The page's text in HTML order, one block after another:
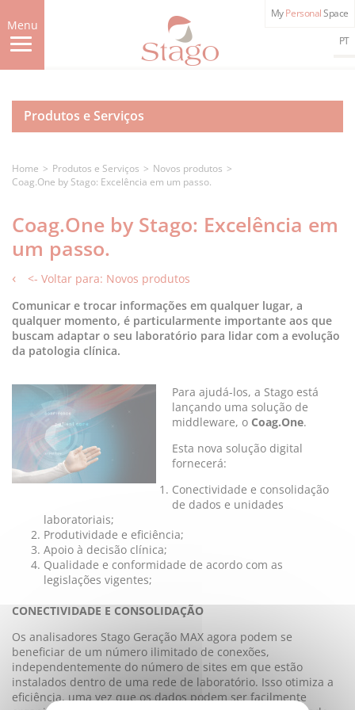
to
main
content
Menu
MyPersonalSpace
PT
Produtos e Serviços
Home Produtos e Serviços
Novos produtos
Coag.One by Stago: Excelência em um passo.
Coag.One by Stago: Excelência em
um passo.
<- Voltar para: Novos produtos
Comunicar e trocar informações em qualquer lugar, a
qualquer momento, é particularmente importante aos que
buscam adaptar o seu laboratório para lidar com a evolução
da patologia clínica.
Para ajudá-los, a Stago está
lançando uma solução de
middleware, o Coag.One.
Esta nova solução digital
fornecerá:
Conectividade e consolidação
de dados e unidades
laboratoriais;
Produtividade e eficiência;
Apoio à decisão clínica;
Qualidade e conformidade de acordo com as
legislações vigentes;
CONECTIVIDADE E CONSOLIDAÇÃO
Os analisadores Stago Geração MAX agora podem se
beneficiar de um número ilimitado de conexões,
independentemente do número de sites em que estão
instalados dentro de uma rede de laboratório. Isso otimiza a
eficiência, uma vez que os dados podem ser facilmente